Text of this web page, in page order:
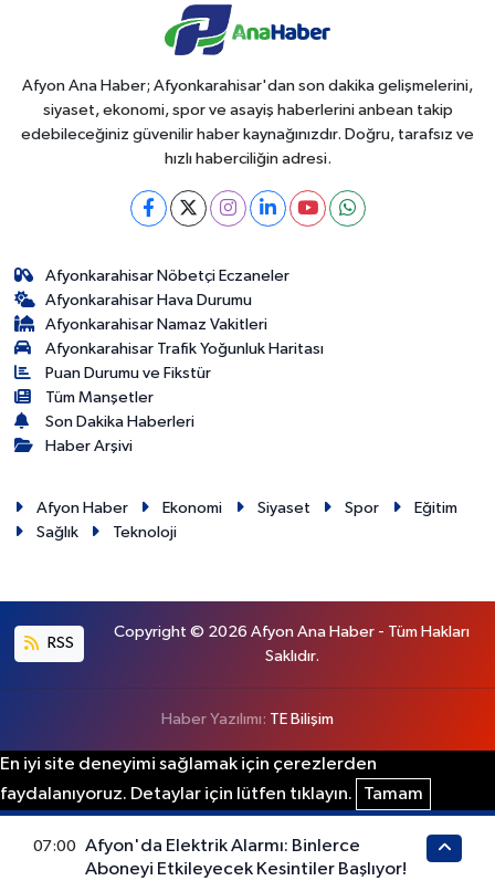
Afyon Ana Haber; Afyonkarahisar'dan son dakika gelişmelerini,
siyaset, ekonomi, spor ve asayiş haberlerini anbean takip
edebileceğiniz güvenilir haber kaynağınızdır. Doğru, tarafsız ve
hızlı haberciliğin adresi.
Afyonkarahisar Nöbetçi Eczaneler
Afyonkarahisar Hava Durumu
Afyonkarahisar Namaz Vakitleri
Afyonkarahisar Trafik Yoğunluk Haritası
Puan Durumu ve Fikstür
Tüm Manşetler
Son Dakika Haberleri
Haber Arşivi
Afyon Haber Ekonomi Siyaset Spor
Eğitim
Sağlık
Teknoloji
RSS
Copyright © 2026 Afyon Ana Haber - Tüm Hakları
Saklıdır.
Haber Yazılımı: TE Bilişim
En iyi site deneyimi sağlamak için çerezlerden
faydalanıyoruz. Detaylar için lütfen tıklayın.
Tamam
07:00
Afyon'da Elektrik Alarmı: Binlerce
Aboneyi Etkileyecek Kesintiler Başlıyor!